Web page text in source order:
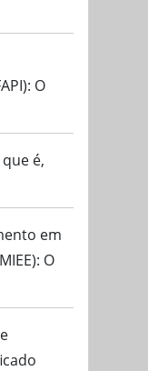
O
é,
em
O